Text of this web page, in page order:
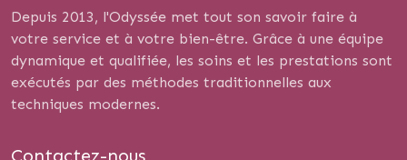
Depuis 2013, l'Odyssée met tout son savoir faire à
votre service et à votre bien-être. Grâce à une équipe
dynamique et qualifiée, les soins et les prestations sont
exécutés par des méthodes traditionnelles aux
techniques modernes.
Contactez-nous